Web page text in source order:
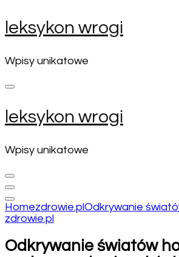
Skip
to
(Press
Enter)
leksykon wrogi
Wpisy unikatowe
leksykon wrogi
Wpisy unikatowe
Homezdrowie.plOdkrywanie
zdrowie.pl
Odkrywanie światów